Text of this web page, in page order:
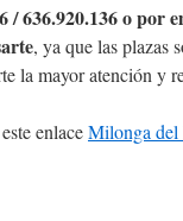
/ 636.920.136 o por
, ya que las plazas
la mayor atención y
enlaceMilonga del